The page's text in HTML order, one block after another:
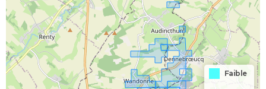
Faible